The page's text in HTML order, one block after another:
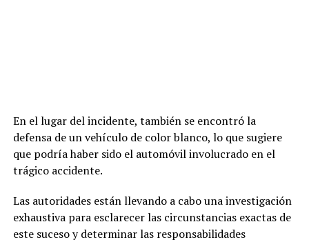
En el lugar del incidente, también se encontró la
defensa de un vehículo de color blanco, lo que sugiere
que podría haber sido el automóvil involucrado en el
trágico accidente.
Las autoridades están llevando a cabo una investigación
exhaustiva para esclarecer las circunstancias exactas de
este suceso y determinar las responsabilidades